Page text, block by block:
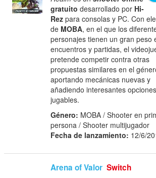
gratuito desarrollado por Hi-
Rez para consolas y PC. Con
de MOBA, en el que los
personajes tienen un gran peso
encuentros y partidas, el
pretende competir contra otras
propuestas similares en el
aportando mecánicas nuevas y
añadiendo interesantes opciones
jugables.
Género: MOBA / Shooter en
persona / Shooter multijugador
Fecha de lanzamiento: 12/6/
Arena of Valor Switch